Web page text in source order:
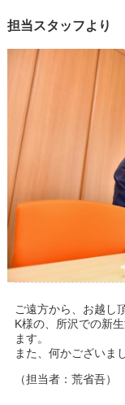
担当スタッフより
ご遠方から、お越し
K様の、所沢での新
ます。
また、何かございま
（担当者：荒省吾）